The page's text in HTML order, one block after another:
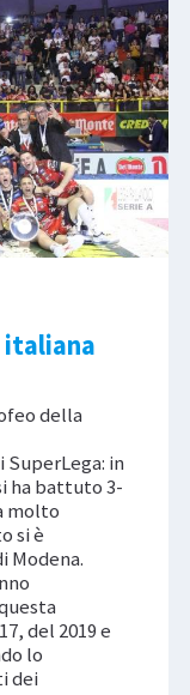
italiana
della
in
ha battuto 3-
molto
si è
Modena.
del 2019 e
lo
dei